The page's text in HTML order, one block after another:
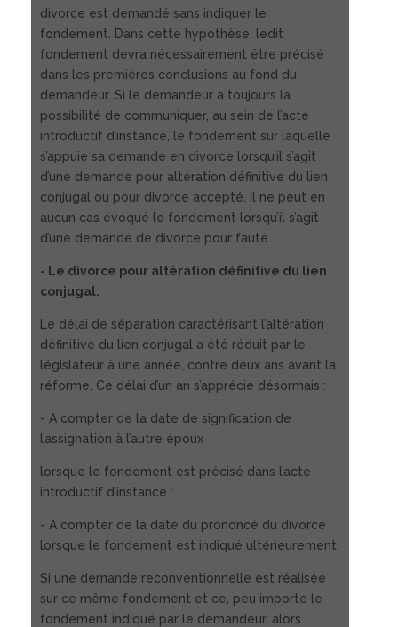
divorce est demandé sans indiquer le
fondement. Dans cette hypothèse, ledit
fondement devra nécessairement être précisé
dans les premières conclusions au fond du
demandeur. Si le demandeur a toujours la
possibilité de communiquer, au sein de l’acte
introductif d’instance, le fondement sur laquelle
s’appuie sa demande en divorce lorsqu’il s’agit
d’une demande pour altération définitive du lien
conjugal ou pour divorce accepté, il ne peut en
aucun cas évoqué le fondement lorsqu’il s’agit
d’une demande de divorce pour faute.
- Le divorce pour altération définitive du lien
conjugal.
Le délai de séparation caractérisant l’altération
définitive du lien conjugal a été réduit par le
législateur à une année, contre deux ans avant la
réforme. Ce délai d’un an s’apprécie désormais :
- A compter de la date de signification de
l’assignation à l’autre époux
lorsque le fondement est précisé dans l’acte
introductif d’instance :
- A compter de la date du prononcé du divorce
lorsque le fondement est indiqué ultérieurement.
Si une demande reconventionnelle est réalisée
sur ce même fondement et ce, peu importe le
fondement indiqué par le demandeur, alors